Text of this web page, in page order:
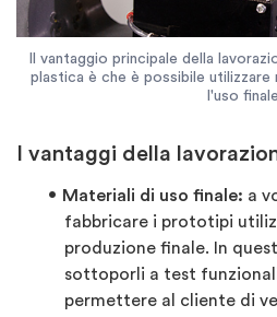
Il vantaggio principale della
plastica è che è possibile utilizzare
l'uso
I vantaggi della
Materiali di uso finale: a
fabbricare i prototipi
produzione finale. In
sottoporli a test
permettere al cliente di